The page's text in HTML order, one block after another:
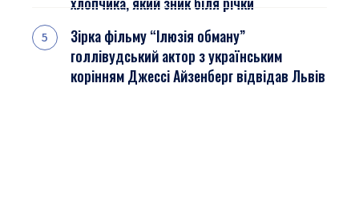
Зірка фільму “Ілюзія обману”
голлівудський актор з українським
корінням Джессі Айзенберг відвідав Львів